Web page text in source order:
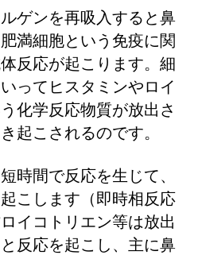
ゲンを再吸入すると鼻
満細胞という免疫に関
反応が起こります。細
ってヒスタミンやロイ
化学反応物質が放出さ
起こされるのです。
時間で反応を生じて、
こします（即時相反応
イコトリエン等は放出
反応を起こし、主に鼻